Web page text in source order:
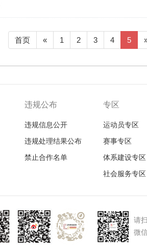
首页 « 1 2 3 4 5
违规公布
违规信息公开
违规处理结果公布
禁止合作名单
专区
运动员专区
赛事专区
体系建设专区
社会服务专区
请
微